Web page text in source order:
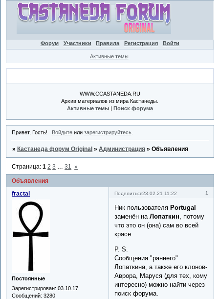
Форум Участники Правила Регистрация Войти
Активные темы
WWW.CCASTANEDA.RU
Архив материалов из мира Кастанеды.
Активные темы| Поиск форума
Привет, Гость! Войдитеили зарегистрируйтесь.
» Кастанеда форум Original »Администрация »Объявления
Объявления
Страница:1 2 3 31 »
Поделиться 1
23.02.21 11:22
fractal
Постоянные
Зарегистрирован: 03.10.17
Сообщений: 3280
Ник пользователя Portugal
заменён наЛопаткин, потому
что это он (она) сам во всей
красе.
P. S.
Сообщения "раннего"
Лопаткина, а также его клонов-
Аврора, Маруся (для тех, кому
интересно) можно найти через
поиск форума.